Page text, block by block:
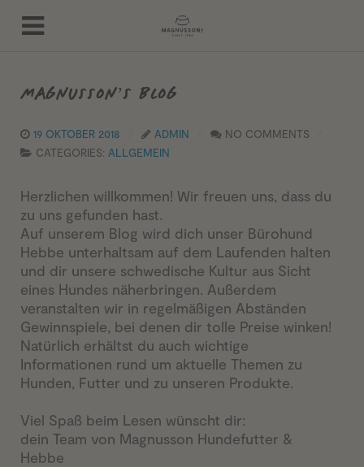
MAGNUSSON’S BLOG
19 OKTOBER 2018 ADMIN
NO COMMENTS
CATEGORIES: ALLGEMEIN
Herzlichen willkommen! Wir freuen uns, dass du
zu uns gefunden hast.
Auf unserem Blog wird dich unser Bürohund
Hebbe unterhaltsam auf dem Laufenden halten
und dir unsere schwedische Kultur aus Sicht
eines Hundes näherbringen. Außerdem
veranstalten wir in regelmäßigen Abständen
Gewinnspiele, bei denen dir tolle Preise winken!
Natürlich erhältst du auch wichtige
Informationen rund um aktuelle Themen zu
Hunden, Futter und zu unseren Produkte.
Viel Spaß beim Lesen wünscht dir:
dein Team von Magnusson Hundefutter &
Hebbe